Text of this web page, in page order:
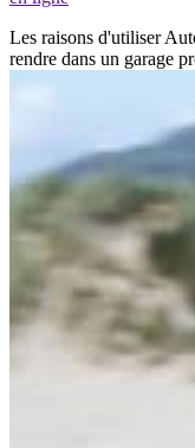
Les raisons d'utiliser
rendre dans un garage